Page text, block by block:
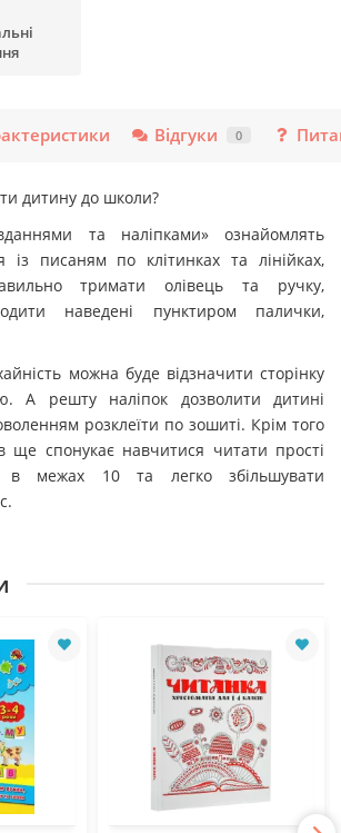
Відгуки 0
дитину до школи?
та наліпками» ознайомлять
із писаням по клітинках та лінійках,
тримати олівець та ручку,
наведені пунктиром палички,
можна буде відзначити сторінку
А решту наліпок дозволити дитині
розклеїти по зошиті. Крім того
ще спонукає навчитися читати прості
в межах 10 та легко збільшувати